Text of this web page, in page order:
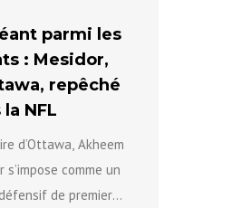
parmi les
: Mesidor,
repêché
NFL
d’Ottawa, Akheem
s’impose comme un
de premier